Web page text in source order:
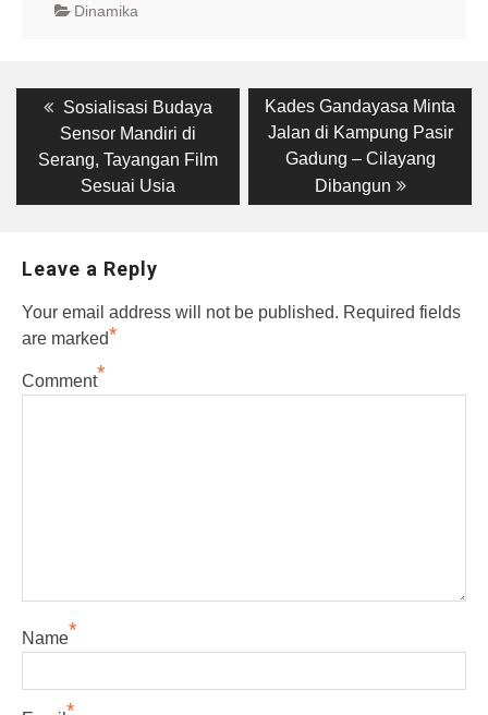
Dinamika
Post
navigation
Previous
post:
Sosialisasi Budaya
Sensor Mandiri di
Serang, Tayangan Film
Sesuai Usia
Next
post:
Kades Gandayasa Minta
Jalan di Kampung Pasir
Gadung – Cilayang
Dibangun
Leave a Reply
Your email address will not be published. Required fields
are marked*
Comment*
Name*
*